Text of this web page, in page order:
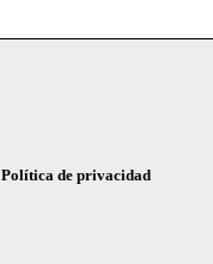
Política de privacidad